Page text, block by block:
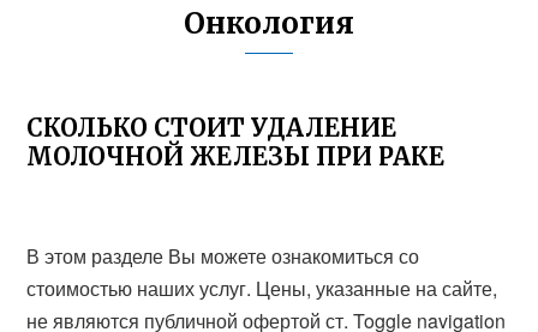
Онкология
СКОЛЬКО СТОИТ УДАЛЕНИЕ
МОЛОЧНОЙ ЖЕЛЕЗЫ ПРИ РАКЕ
В этом разделе Вы можете ознакомиться со
стоимостью наших услуг. Цены, указанные на сайте,
не являются публичной офертой ст. Toggle navigation